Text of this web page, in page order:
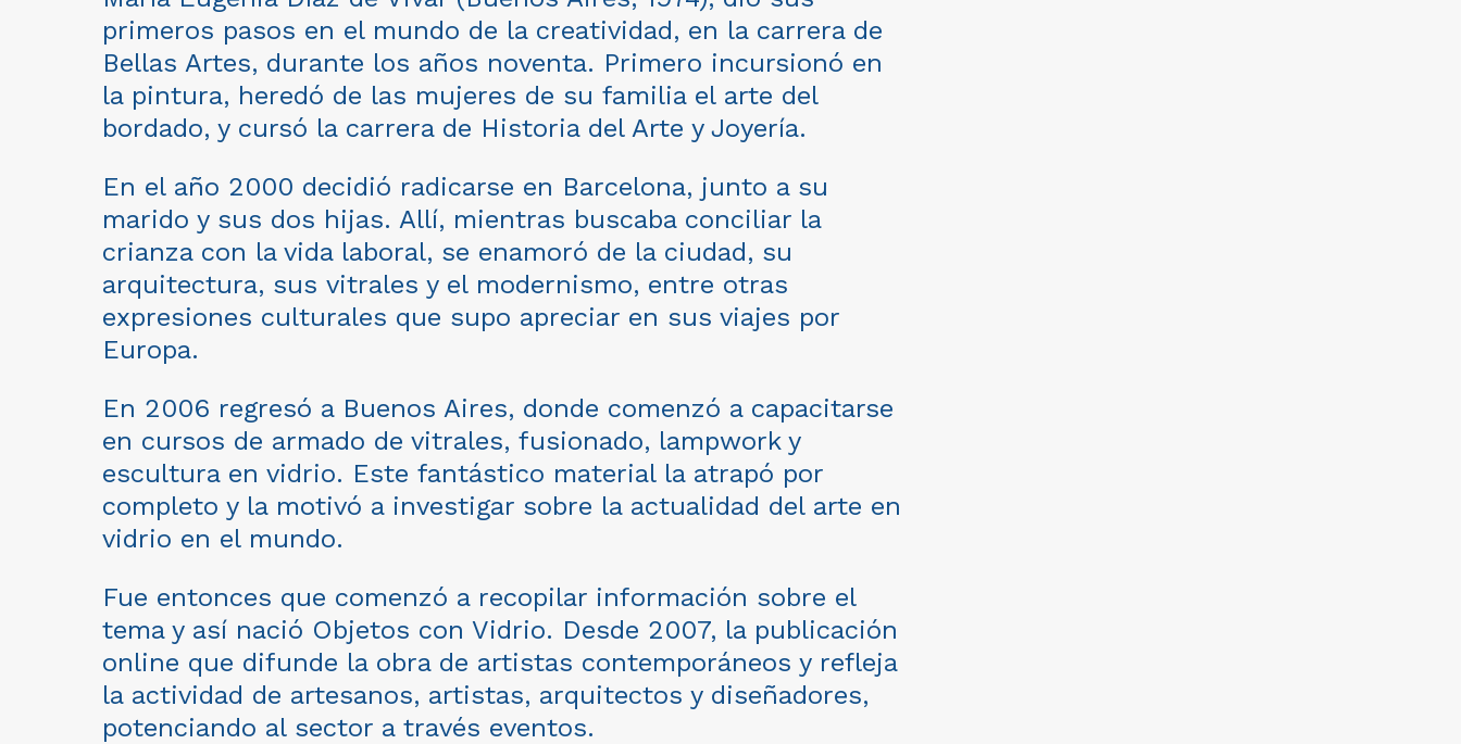
primeros pasos en el mundo de la creatividad, en la carrera de
Bellas Artes, durante los años noventa. Primero incursionó en
la pintura, heredó de las mujeres de su familia el arte del
bordado, y cursó la carrera de Historia del Arte y Joyería.
En el año 2000 decidió radicarse en Barcelona, junto a su
marido y sus dos hijas. Allí, mientras buscaba conciliar la
crianza con la vida laboral, se enamoró de la ciudad, su
arquitectura, sus vitrales y el modernismo, entre otras
expresiones culturales que supo apreciar en sus viajes por
Europa.
En 2006 regresó a Buenos Aires, donde comenzó a capacitarse
en cursos de armado de vitrales, fusionado, lampwork y
escultura en vidrio. Este fantástico material la atrapó por
completo y la motivó a investigar sobre la actualidad del arte en
vidrio en el mundo.
Fue entonces que comenzó a recopilar información sobre el
tema y así nació Objetos con Vidrio. Desde 2007, la publicación
online que difunde la obra de artistas contemporáneos y refleja
la actividad de artesanos, artistas, arquitectos y diseñadores,
potenciando al sector a través eventos.